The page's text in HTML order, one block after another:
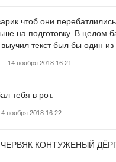
чтоб они
на подготовку. В целом
текст был бы один
14 ноября 2018 16:21
тебя в рот.
ноября 2018 16:22
КОНТУЖЕНЫЙ